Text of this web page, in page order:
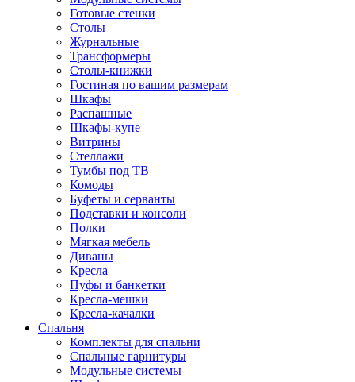
Готовые стенки
Столы
Журнальные
Трансформеры
Столы-книжки
Гостиная по вашим размерам
Шкафы
Распашные
Шкафы-купе
Витрины
Стеллажи
Тумбы под ТВ
Комоды
Буфеты и серванты
Подставки и консоли
Полки
Мягкая мебель
Диваны
Кресла
Пуфы и банкетки
Кресла-мешки
Кресла-качалки
Спальня
Комплекты для спальни
Спальные гарнитуры
Модульные системы